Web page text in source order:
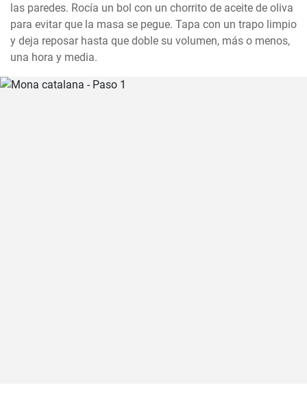
las paredes. Rocía un bol con un chorrito de aceite de oliva
para evitar que la masa se pegue. Tapa con un trapo limpio
y deja reposar hasta que doble su volumen, más o menos,
una hora y media.